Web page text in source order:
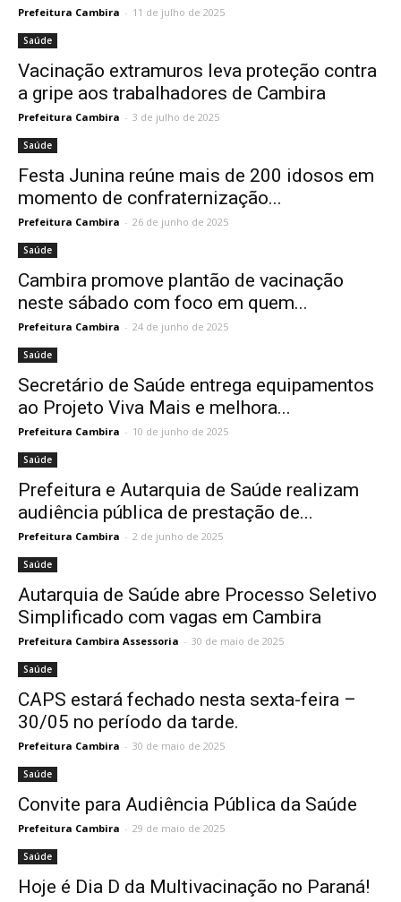
Prefeitura Cambira - 11 de julho de 2025
Saúde
Vacinação extramuros leva proteção contra
a gripe aos trabalhadores de Cambira
Prefeitura Cambira - 3 de julho de 2025
Saúde
Festa Junina reúne mais de 200 idosos em
momento de confraternização...
Prefeitura Cambira - 26 de junho de 2025
Saúde
Cambira promove plantão de vacinação
neste sábado com foco em quem...
Prefeitura Cambira - 24 de junho de 2025
Saúde
Secretário de Saúde entrega equipamentos
ao Projeto Viva Mais e melhora...
Prefeitura Cambira - 10 de junho de 2025
Saúde
Prefeitura e Autarquia de Saúde realizam
audiência pública de prestação de...
Prefeitura Cambira - 2 de junho de 2025
Saúde
Autarquia de Saúde abre Processo Seletivo
Simplificado com vagas em Cambira
Prefeitura Cambira Assessoria - 30 de maio de 2025
Saúde
CAPS estará fechado nesta sexta-feira –
30/05 no período da tarde.
Prefeitura Cambira - 30 de maio de 2025
Saúde
Convite para Audiência Pública da Saúde
Prefeitura Cambira - 29 de maio de 2025
Saúde
Hoje é Dia D da Multivacinação no Paraná!